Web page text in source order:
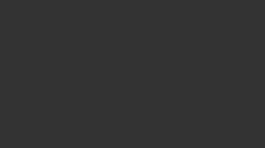
ist der erste Schritt auf
selbstbestimmten Leben ohne
Therapie werden die
so dass die
kontrollierbar bleiben.
wie sie künftig ohne die